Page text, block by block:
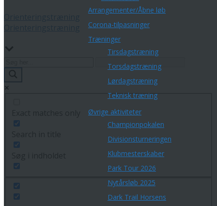
Arrangementer/Åbne løb
Corona-tilpasninger
Træninger
Tirsdagstræning
Torsdagstræning
Lørdagstræning
Teknisk træning
Øvrige aktiviteter
Championpokalen
Divisionsturneringen
Klubmesterskaber
Park Tour 2026
Nytårsløb 2025
Dark Trail Horsens